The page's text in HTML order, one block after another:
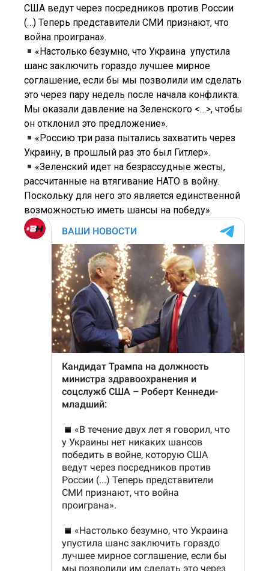
США ведут через посредников против России
(…) Теперь представители СМИ признают, что
война проиграна».
«Настолько безумно, что Украина упустила
шанс заключить гораздо лучшее мирное
соглашение, если бы мы позволили им сделать
это через пару недель после начала конфликта.
Мы оказали давление на Зеленского <…>, чтобы
он отклонил это предложение».
«Россию три раза пытались захватить через
Украину, в прошлый раз это был Гитлер».
«Зеленский идет на безрассудные жесты,
рассчитанные на втягивание НАТО в войну.
Поскольку для него это является единственной
возможностью иметь шансы на победу».